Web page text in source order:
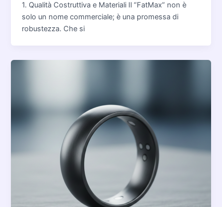
1. Qualità Costruttiva e Materiali Il “FatMax” non è
solo un nome commerciale; è una promessa di
robustezza. Che si